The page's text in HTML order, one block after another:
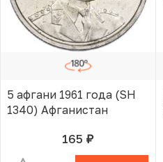
5 афгани 1961 года (SH
1340) Афганистан
165 руб.В КОРЗИНЕ